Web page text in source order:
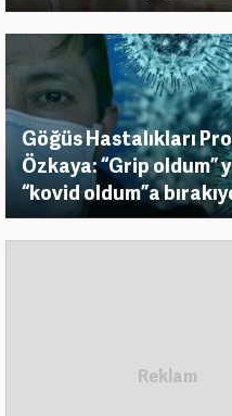
Göğüs Hastalıkları
Özkaya: “Grip oldum”
“kovid oldum”a